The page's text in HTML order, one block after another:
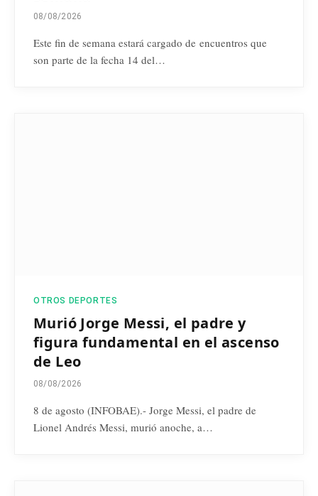
08/08/2026
Este fin de semana estará cargado de encuentros que
son parte de la fecha 14 del…
OTROS DEPORTES
Murió Jorge Messi, el padre y
figura fundamental en el ascenso
de Leo
08/08/2026
8 de agosto (INFOBAE).- Jorge Messi, el padre de
Lionel Andrés Messi, murió anoche, a…